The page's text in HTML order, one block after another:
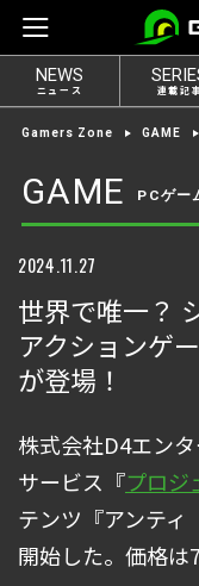
NEWS
ニュース 連載記
Gamers Zone GAME
GAME PCゲー
2024.11.27
世界で唯一？
アクションゲ
が登場！
株式会社D4エンタ
サービス『プロジ
テンツ『アンティ
開始した。価格は